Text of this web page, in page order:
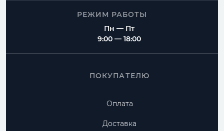
РЕЖИМ РАБОТЫ
Пн — Пт
9:00 — 18:00
ПОКУПАТЕЛЮ
Оплата
Доставка